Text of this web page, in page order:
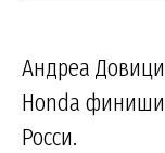
Андреа
Honda
Росси.